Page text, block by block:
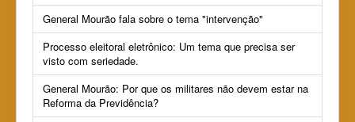
General Mourão fala sobre o tema "intervenção"
Processo eleitoral eletrônico: Um tema que precisa ser
visto com seriedade.
General Mourão: Por que os militares não devem estar na
Reforma da Previdência?